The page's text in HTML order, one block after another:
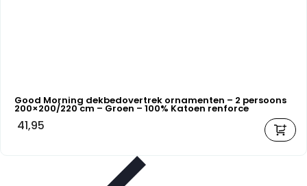
Good Morning dekbedovertrek ornamenten – 2 persoons
200×200/220 cm – Groen – 100% Katoen renforce
41,95